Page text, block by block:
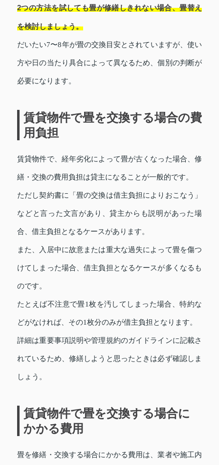
2つの方法を試しても畳が修繕しきれない場合、畳替え
を検討しましょう。
だいたい7〜8年が畳の交換目安とされていますが、使い
方や日の当たり具合によって異なるため、個別の判断が
必要になります。
賃貸物件で畳を交換する場合の費
用負担
賃貸物件で、経年劣化によって畳が古くなった場合、修
繕・交換の費用負担は貸主になることが一般的です。
ただし契約書に「畳の交換は借主負担によりおこなう」
などと言った文言があり、貸主からも説明があった場
合、借主負担となるケースがあります。
また、入居中に故意または重大な過失によって畳を傷つ
けてしまった場合、借主負担となるケースが多くなるも
のです。
たとえば不注意で畳1枚を汚してしまった場合、特約な
どがなければ、その1枚分のみが借主負担となります。
詳細は重要事項説明や管理規約のガイドラインに記載さ
れているため、修繕しようと思ったときは必ず確認しま
しょう。
賃貸物件で畳を交換する場合に
かかる費用
畳を修繕・交換する場合にかかる費用は、業者や施工内